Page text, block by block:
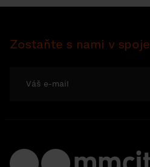
Zostaňte s nami v